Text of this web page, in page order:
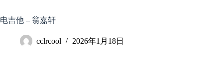
至
内
电吉他 – 翁嘉轩
cclrcool 2026年1月18日